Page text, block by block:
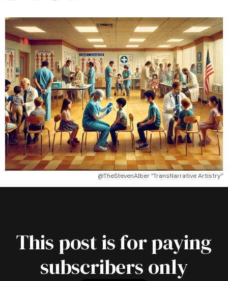
@TheStevenAlber “TransNarrative Artistry”
This post is for paying
subscribers only